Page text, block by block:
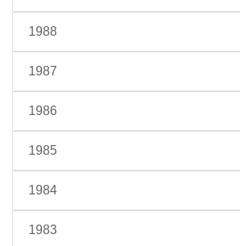
1988
1987
1986
1985
1984
1983